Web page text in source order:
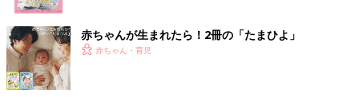
することもありません」（太田先生）
監修／太田文夫先生撮影／矢作常明 文／ひよこクラブ編集部
赤ちゃんが生まれたら！2冊の「たまひよ」
赤ちゃん・育児